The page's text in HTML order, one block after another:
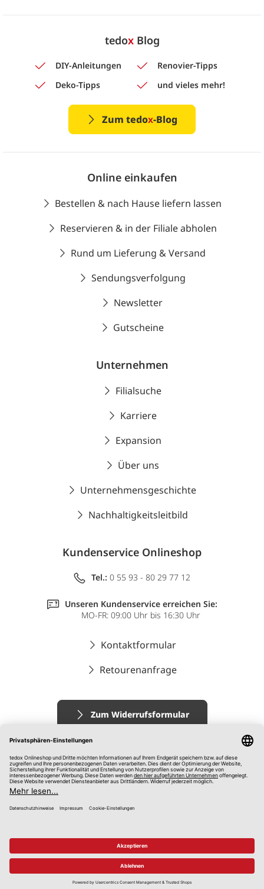
tedoxBlog
DIY-Anleitungen
Renovier-Tipps
Deko-Tipps
und vieles mehr!
Zum tedox-Blog
Online einkaufen
Bestellen & nach Hause liefern lassen
Reservieren & in der Filiale abholen
Rund um Lieferung & Versand
Sendungsverfolgung
Newsletter
Gutscheine
Unternehmen
Filialsuche
Karriere
Expansion
Über uns
Unternehmensgeschichte
Nachhaltigkeitsleitbild
Kundenservice Onlineshop
Tel.: 0 55 93 - 80 29 77 12
Unseren Kundenservice erreichen Sie:
MO-FR: 09:00 Uhr bis 16:30 Uhr
Kontaktformular
Retourenanfrage
Zum Widerrufsformular
© 2026 tedox KG
Impressum
AGB
Datenschutz
Hinweisgebersystem